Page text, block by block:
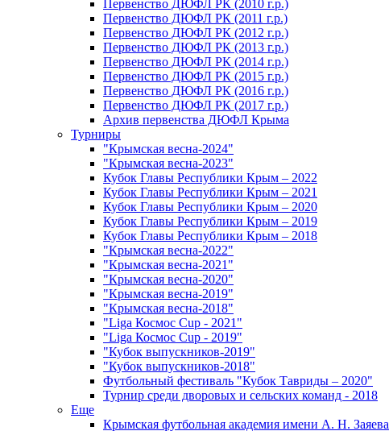
Первенство ДЮФЛ РК (2010 г.р.)
Первенство ДЮФЛ РК (2011 г.р.)
Первенство ДЮФЛ РК (2012 г.р.)
Первенство ДЮФЛ РК (2013 г.р.)
Первенство ДЮФЛ РК (2014 г.р.)
Первенство ДЮФЛ РК (2015 г.р.)
Первенство ДЮФЛ РК (2016 г.р.)
Первенство ДЮФЛ РК (2017 г.р.)
Архив первенства ДЮФЛ Крыма
Турниры
"Крымская весна-2024"
"Крымская весна-2023"
Кубок Главы Республики Крым – 2022
Кубок Главы Республики Крым – 2021
Кубок Главы Республики Крым – 2020
Кубок Главы Республики Крым – 2019
Кубок Главы Республики Крым – 2018
"Крымская весна-2022"
"Крымская весна-2021"
"Крымская весна-2020"
"Крымская весна-2019"
"Крымская весна-2018"
"Liga Космос Cup - 2021"
"Liga Космос Cup - 2019"
"Кубок выпускников-2019"
"Кубок выпускников-2018"
Футбольный фестиваль "Кубок Тавриды – 2020"
Турнир среди дворовых и сельских команд - 2018
Еще
Крымская футбольная академия имени А. Н. Заяева